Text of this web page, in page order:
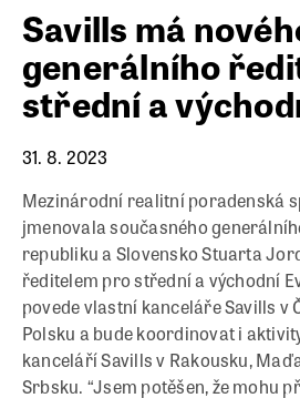
Savills má
generálního
střední a
31. 8. 2023
Mezinárodní realitní poradenská
jmenovala současného
republiku a Slovensko Stuarta
ředitelem pro střední a východní
povede vlastní kanceláře Savills v
Polsku a bude koordinovat i
kanceláří Savills v Rakousku,
Srbsku. “Jsem potěšen, že mohu